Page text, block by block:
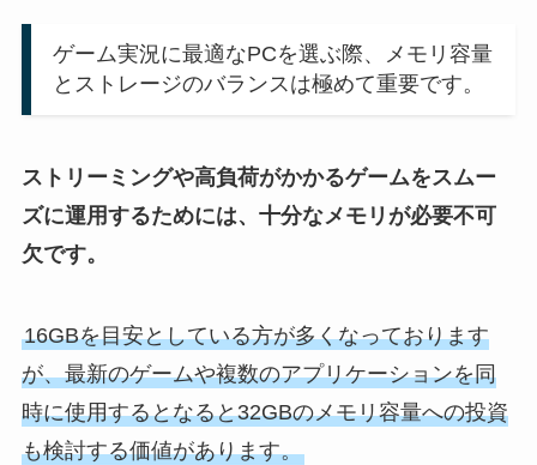
ゲーム実況に最適なPCを選ぶ際、メモリ容量
とストレージのバランスは極めて重要です。
ストリーミングや高負荷がかかるゲームをスムー
ズに運用するためには、十分なメモリが必要不可
欠です。
16GBを目安としている方が多くなっております
が、最新のゲームや複数のアプリケーションを同
時に使用するとなると32GBのメモリ容量への投資
も検討する価値があります。